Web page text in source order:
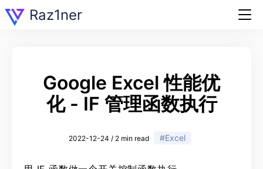
Raz1ner
Google Excel 性能优
化 - IF 管理函数执行
2022-12-24 / 2 min read #Excel